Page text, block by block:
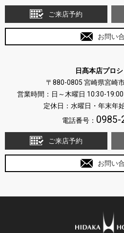
ご来店予約
お問い
日髙本店プロ
〒880-0805 宮崎県宮崎
営業時間：日～木曜日 10:30-
定休日：水曜日・年末年
電話番号： 0985-
ご来店予約
お問い